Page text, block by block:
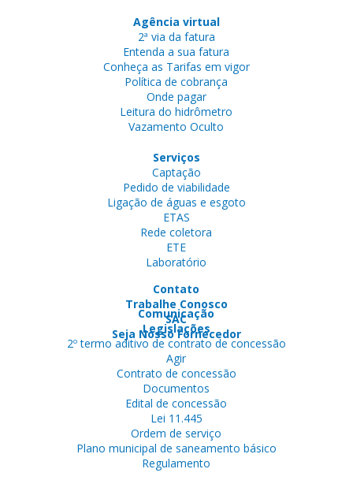
Agência virtual
2ª via da fatura
Entenda a sua fatura
Conheça as Tarifas em vigor
Política de cobrança
Onde pagar
Leitura do hidrômetro
Vazamento Oculto
Serviços
Captação
Pedido de viabilidade
Ligação de águas e esgoto
ETAS
Rede coletora
ETE
Laboratório
Contato
Trabalhe Conosco
SAC
Seja Nosso Fornecedor
Comunicação
Legislações
2º termo aditivo de contrato de concessão
Agir
Contrato de concessão
Documentos
Edital de concessão
Lei 11.445
Ordem de serviço
Plano municipal de saneamento básico
Regulamento